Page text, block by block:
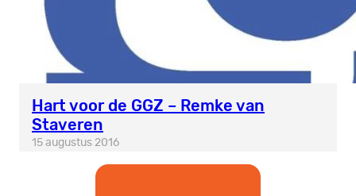
Hart voor de GGZ – Remke van
Staveren
15 augustus 2016